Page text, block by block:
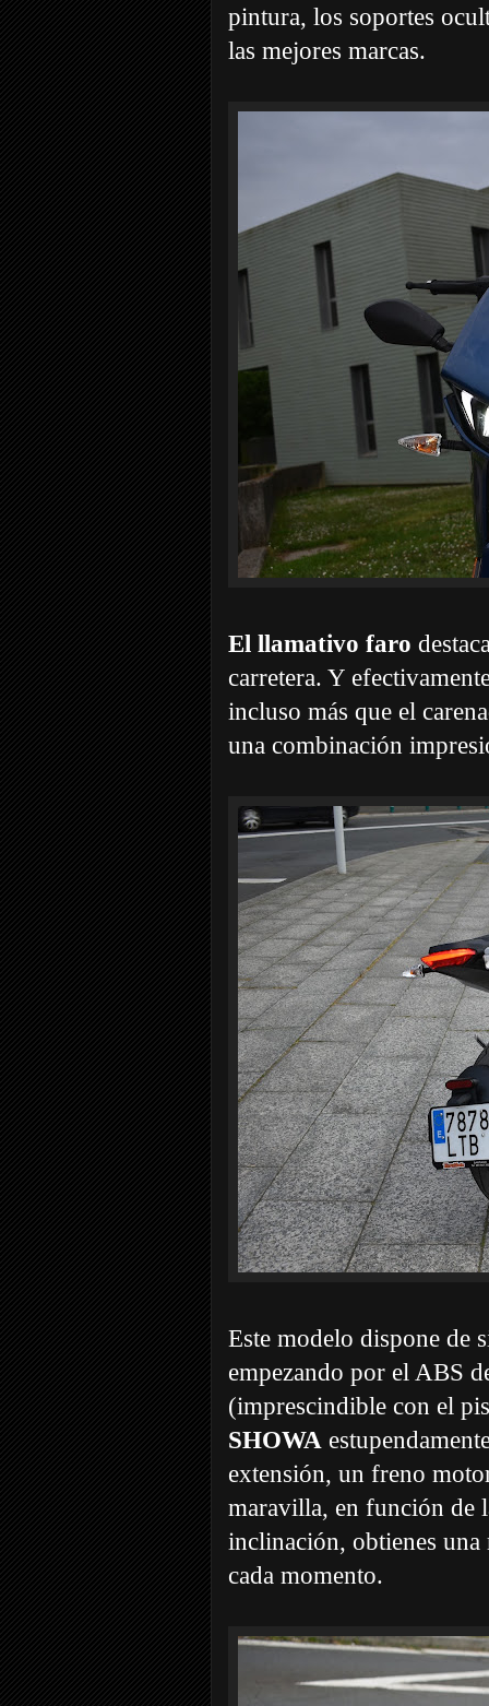
pintura, los soportes
las mejores marcas.
El llamativo faro
carretera. Y
incluso más que el
una combinación
Este modelo dispone de
empezando por el ABS
(imprescindible con el
SHOWA
extensión, un freno
maravilla, en función de
inclinación, obtienes
cada momento.